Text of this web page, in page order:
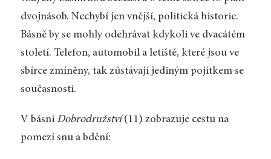
dvojnásob. Nechybí jen vnější, politická historie.
Básně by se mohly odehrávat kdykoli ve dvacátém
století. Telefon, automobil a letiště, které jsou ve
sbírce zmíněny, tak zůstávají jediným pojítkem se
současností.
V básni Dobrodružství(11) zobrazuje cestu na
pomezí snu a bdění: